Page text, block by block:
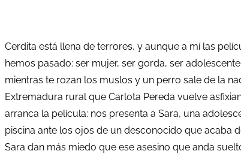
Cerdita está llena de terrores, y aunque a mí las
hemos pasado: ser mujer, ser gorda, ser
mientras te rozan los muslos y un perro sale de la
Extremadura rural que Carlota Pereda vuelve
arranca la película: nos presenta a Sara, una
piscina ante los ojos de un desconocido que acaba
Sara dan más miedo que ese asesino que anda